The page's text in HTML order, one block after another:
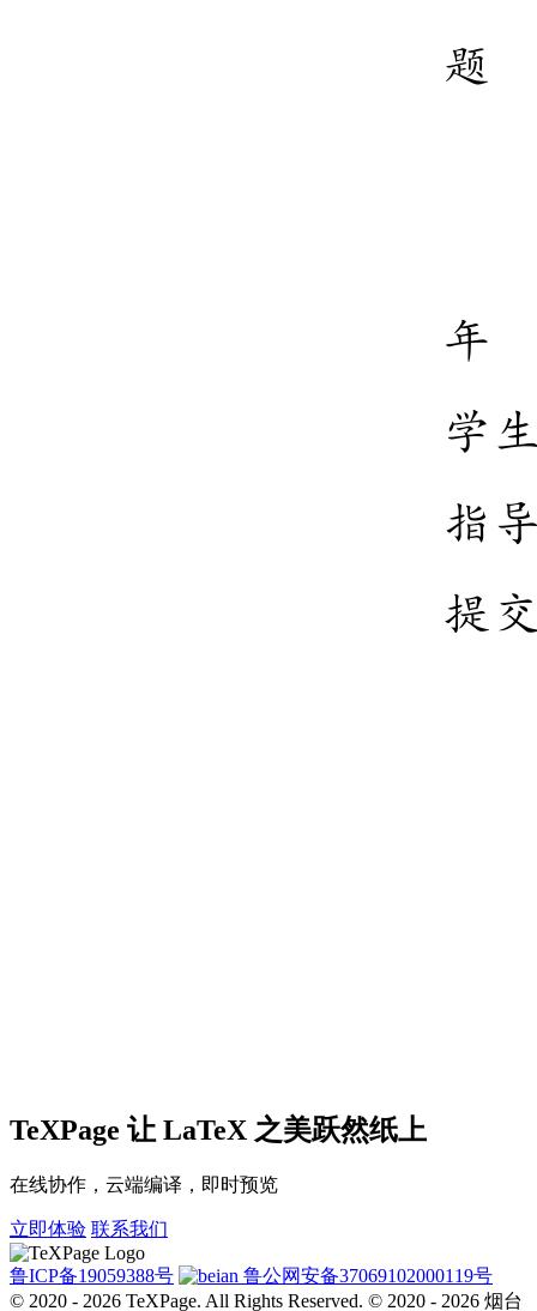
TeXPage 让 LaTeX 之美跃然纸上
在线协作，云端编译，即时预览
立即体验 联系我们
鲁ICP备19059388号
鲁公网安备37069102000119号
© 2020 - 2026 TeXPage. All Rights Reserved. © 2020 - 2026 烟台